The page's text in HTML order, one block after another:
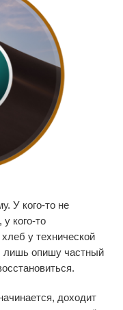
У кого-то не
кого-то
у технической
лишь опишу частный
доходит